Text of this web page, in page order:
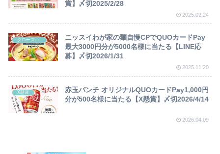
賞】〆切2025/2/28
2025.02.24
ニッスイわが家の麺自慢CPでQUOカードPay
最大3000円分が5000名様に当たる【LINE応
募】〆切2026/1/31
2025.11.20
X懸賞
赤玉パンチ オリジナルQUOカードPay1,000円
分が500名様に当たる【X懸賞】〆切2026/4/14
2026.04.09